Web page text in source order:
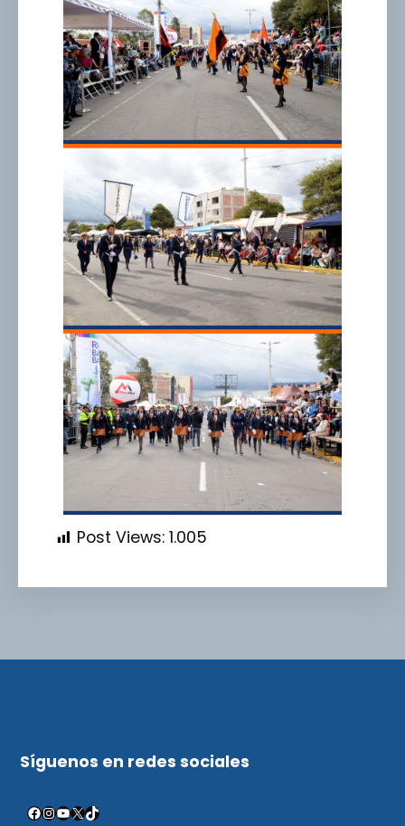
Post Views: 1.005
Síguenos en redes sociales